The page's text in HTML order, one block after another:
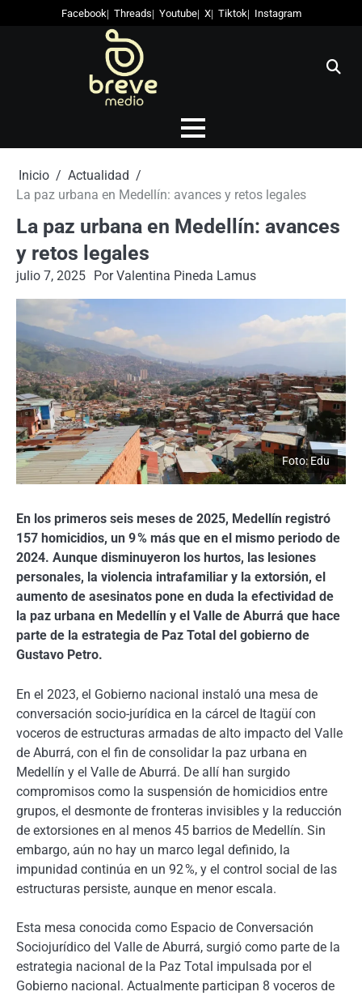
Facebook Threads Youtube X Tiktok Instagram
Inicio
Actualidad
La paz urbana en Medellín: avances y retos legales
La paz urbana en Medellín: avances
y retos legales
julio 7, 2025 Por Valentina Pineda Lamus
Foto: Edu
En los primeros seis meses de 2025, Medellín registró
157 homicidios, un 9 % más que en el mismo periodo de
2024. Aunque disminuyeron los hurtos, las lesiones
personales, la violencia intrafamiliar y la extorsión, el
aumento de asesinatos pone en duda la efectividad de
la paz urbana en Medellín y el Valle de Aburrá que hace
parte de la estrategia de Paz Total del gobierno de
Gustavo Petro.
En el 2023, el Gobierno nacional instaló una mesa de
conversación socio-jurídica en la cárcel de Itagüí con
voceros de estructuras armadas de alto impacto del Valle
de Aburrá, con el fin de consolidar la paz urbana en
Medellín y el Valle de Aburrá. De allí han surgido
compromisos como la suspensión de homicidios entre
grupos, el desmonte de fronteras invisibles y la reducción
de extorsiones en al menos 45 barrios de Medellín. Sin
embargo, aún no hay un marco legal definido, la
impunidad continúa en un 92 %, y el control social de las
estructuras persiste, aunque en menor escala.
Esta mesa conocida como Espacio de Conversación
Sociojurídico del Valle de Aburrá, surgió como parte de la
estrategia nacional de la Paz Total impulsada por el
Gobierno nacional. Actualmente participan 8 voceros de